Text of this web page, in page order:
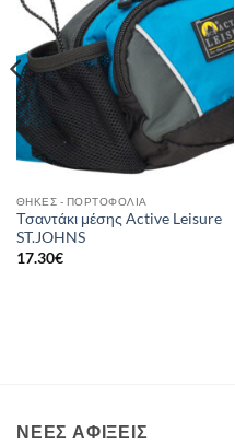
ΘΉΚΕΣ - ΠΟΡΤΟΦΌΛΙΑ
Τσαντάκι μέσης Active Leisure
ST.JOHNS
17.30€
ΝΈΕΣ ΑΦΊΞΕΙΣ